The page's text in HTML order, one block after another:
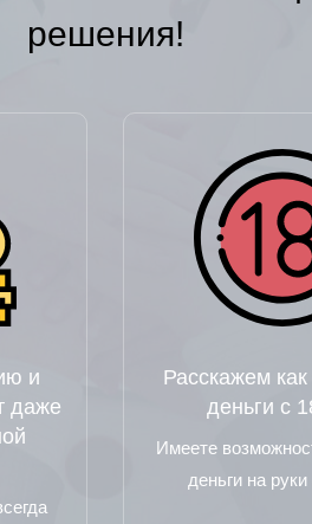
решения!
и
даже
Расскажем как
деньги с
Имеете
деньги на